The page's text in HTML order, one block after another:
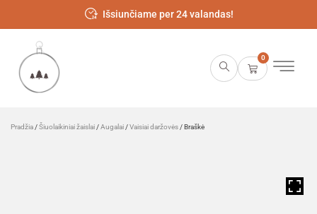
Išsiunčiame per 24 valandas!
0
Pradžia /Šiuolaikiniai žaislai /Augalai /Vaisiai daržovės / Braškė